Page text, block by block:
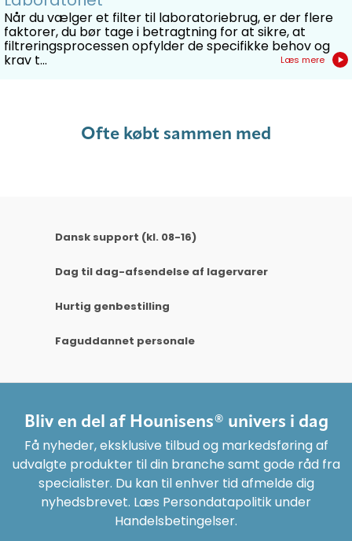
Når du vælger et filter til laboratoriebrug, er der flere
faktorer, du bør tage i betragtning for at sikre, at
filtreringsprocessen opfylder de specifikke behov og
krav t... Læs mere
Ofte købt sammen med
Dansk support (kl. 08-16)
Dag til dag-afsendelse af lagervarer
Hurtig genbestilling
Faguddannet personale
Bliv en del af Hounisens® univers i dag
Få nyheder, eksklusive tilbud og markedsføring af
udvalgte produkter til din branche samt gode råd fra
specialister. Du kan til enhver tid afmelde dig
nyhedsbrevet. Læs Persondatapolitik under
Handelsbetingelser.